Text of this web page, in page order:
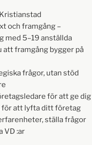
och framgång –
med 5–19 anställda
att framgång bygger på
frågor, utan stöd
för att ge dig
för att lyfta ditt företag
ställa frågor
VD :ar